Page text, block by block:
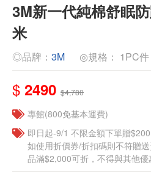
3M新一代純棉舒眠
米
◎品牌： 3M ◎規格： 1PC
$ 2490 $4,780
專館(800免基本運費)
即日起-9/1 不限金額下單贈
如使用折價券/折扣碼則不符贈
品滿$2,000可折，不得與其他